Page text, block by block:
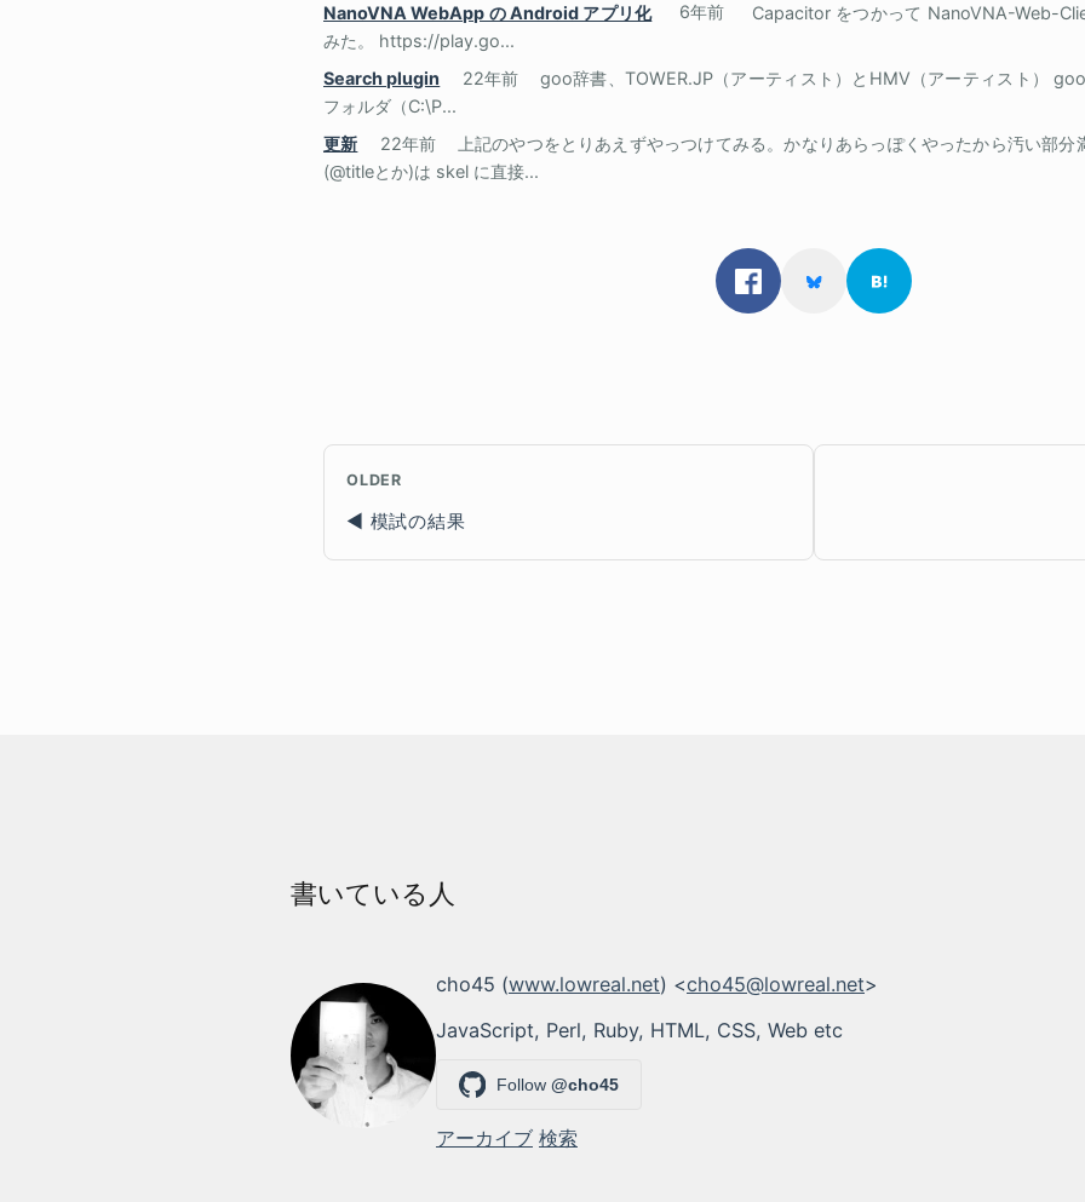
NanoVNA WebApp の Android アプリ化
6年前
Capacitor をつかって NanoVNA-Web-
みた。 https://play.go...
Search plugin
22年前
goo辞書、TOWER.JP（アーティスト）とHMV（アーティスト）
フォルダ（C:\P...
更新
22年前
上記のやつをとりあえずやっつけてみる。かなりあらっぽくやったから汚い部
(@titleとか)は skel に直接...
OLDER
模試の結果
書いている人
cho45 (www.lowreal.net) <cho45@lowreal.net>
JavaScript, Perl, Ruby, HTML, CSS, Web etc
Follow @cho45
アーカイブ 検索